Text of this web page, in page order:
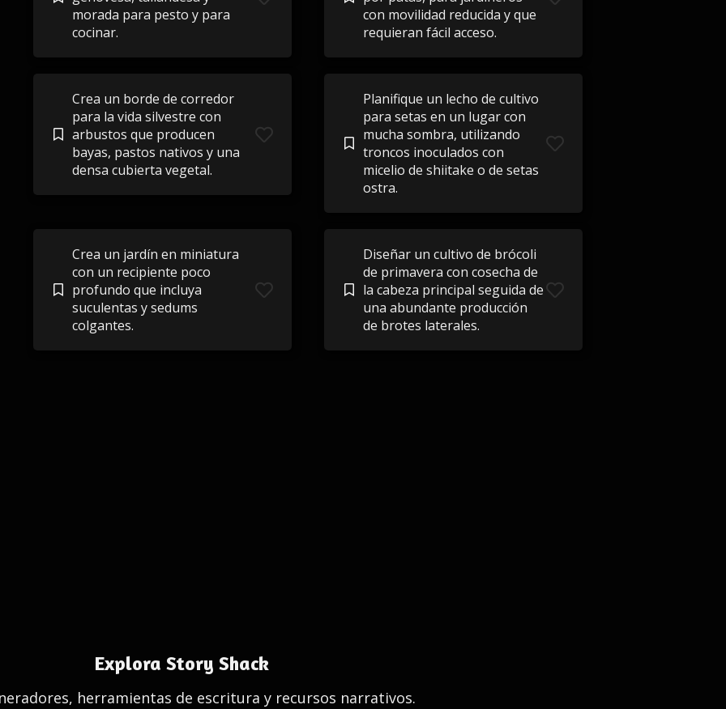
morada para pesto y para
cocinar.
con movilidad reducida y que
requieran fácil acceso.
Crea un borde de corredor
para la vida silvestre con
arbustos que producen
bayas, pastos nativos y una
densa cubierta vegetal.
Planifique un lecho de cultivo
para setas en un lugar con
mucha sombra, utilizando
troncos inoculados con
micelio de shiitake o de setas
ostra.
Crea un jardín en miniatura
con un recipiente poco
profundo que incluya
suculentas y sedums
colgantes.
Diseñar un cultivo de brócoli
de primavera con cosecha de
la cabeza principal seguida de
una abundante producción
de brotes laterales.
Explora Story Shack
herramientas de escritura y recursos narrativos.